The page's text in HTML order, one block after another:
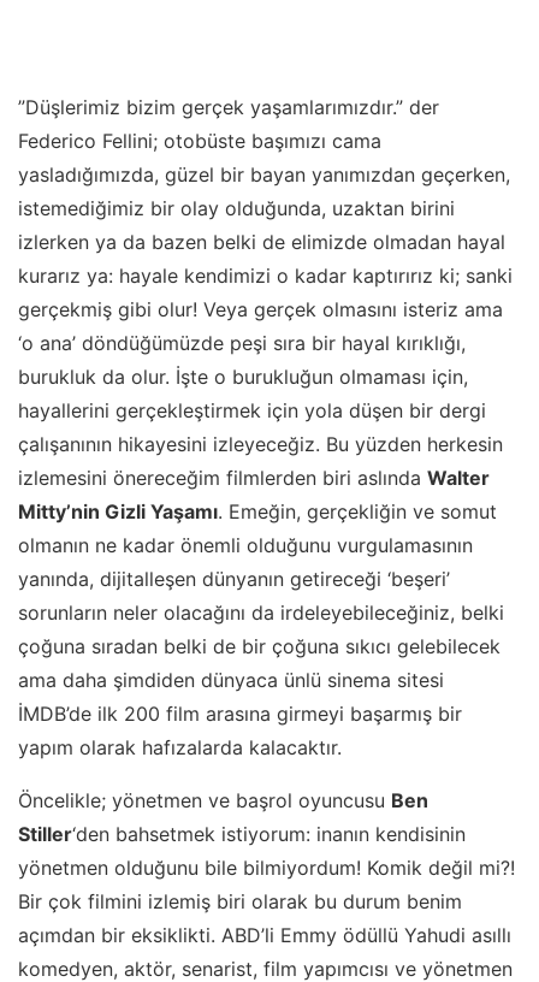
”Düşlerimiz bizim gerçek yaşamlarımızdır.” der
Federico Fellini; otobüste başımızı cama
yasladığımızda, güzel bir bayan yanımızdan geçerken,
istemediğimiz bir olay olduğunda, uzaktan birini
izlerken ya da bazen belki de elimizde olmadan hayal
kurarız ya: hayale kendimizi o kadar kaptırırız ki; sanki
gerçekmiş gibi olur! Veya gerçek olmasını isteriz ama
‘o ana’ döndüğümüzde peşi sıra bir hayal kırıklığı,
burukluk da olur. İşte o burukluğun olmaması için,
hayallerini gerçekleştirmek için yola düşen bir dergi
çalışanının hikayesini izleyeceğiz. Bu yüzden herkesin
izlemesini önereceğim filmlerden biri aslında Walter
Mitty’nin Gizli Yaşamı. Emeğin, gerçekliğin ve somut
olmanın ne kadar önemli olduğunu vurgulamasının
yanında, dijitalleşen dünyanın getireceği ‘beşeri’
sorunların neler olacağını da irdeleyebileceğiniz, belki
çoğuna sıradan belki de bir çoğuna sıkıcı gelebilecek
ama daha şimdiden dünyaca ünlü sinema sitesi
İMDB’de ilk 200 film arasına girmeyi başarmış bir
yapım olarak hafızalarda kalacaktır.
Öncelikle; yönetmen ve başrol oyuncusu Ben
Stiller‘den bahsetmek istiyorum: inanın kendisinin
yönetmen olduğunu bile bilmiyordum! Komik değil mi?!
Bir çok filmini izlemiş biri olarak bu durum benim
açımdan bir eksiklikti. ABD’li Emmy ödüllü Yahudi asıllı
komedyen, aktör, senarist, film yapımcısı ve yönetmen